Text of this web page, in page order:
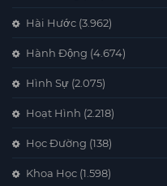
Hài Hước (3.962)
Hành Động (4.674)
Hình Sự (2.075)
Hoạt Hình (2.218)
Học Đường (138)
Khoa Học (1.598)